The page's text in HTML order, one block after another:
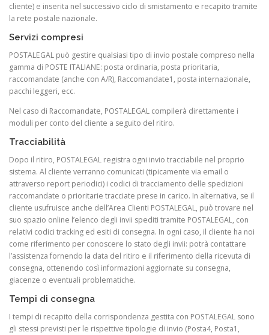
cliente) e inserita nel successivo ciclo di smistamento e recapito tramite
la rete postale nazionale.
Servizi compresi
POSTALEGAL può gestire qualsiasi tipo di invio postale compreso nella
gamma di POSTE ITALIANE: posta ordinaria, posta prioritaria,
raccomandate (anche con A/R), Raccomandate1, posta internazionale,
pacchi leggeri, ecc.
Nel caso di Raccomandate, POSTALEGAL compilerà direttamente i
moduli per conto del cliente a seguito del ritiro.
Tracciabilità
Dopo il ritiro, POSTALEGAL registra ogni invio tracciabile nel proprio
sistema. Al cliente verranno comunicati (tipicamente via email o
attraverso report periodici) i codici di tracciamento delle spedizioni
raccomandate o prioritarie tracciate prese in carico. In alternativa, se il
cliente usufruisce anche dell’Area Clienti POSTALEGAL, può trovare nel
suo spazio online l’elenco degli invii spediti tramite POSTALEGAL, con
relativi codici tracking ed esiti di consegna. In ogni caso, il cliente ha noi
come riferimento per conoscere lo stato degli invii: potrà contattare
l’assistenza fornendo la data del ritiro e il riferimento della ricevuta di
consegna, ottenendo così informazioni aggiornate su consegna,
giacenze o eventuali problematiche.
Tempi di consegna
I tempi di recapito della corrispondenza gestita con POSTALEGAL sono
gli stessi previsti per le rispettive tipologie di invio (Posta4, Posta1,